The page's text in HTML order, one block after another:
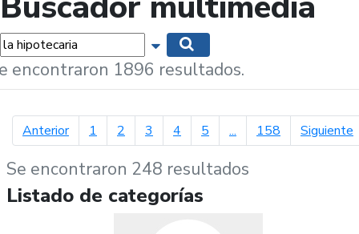
Mostrar opciones de búsqueda
encontraron 1896 resultados.
Anteriorpágina anterior
1 2 3 4 5 ... 158 Siguiente
Se encontraron 248 resultados
Listado de categorías